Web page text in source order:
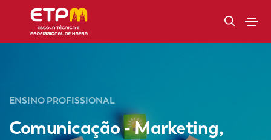
ENSINO PROFISSIONAL
Comunicação - Marketing,